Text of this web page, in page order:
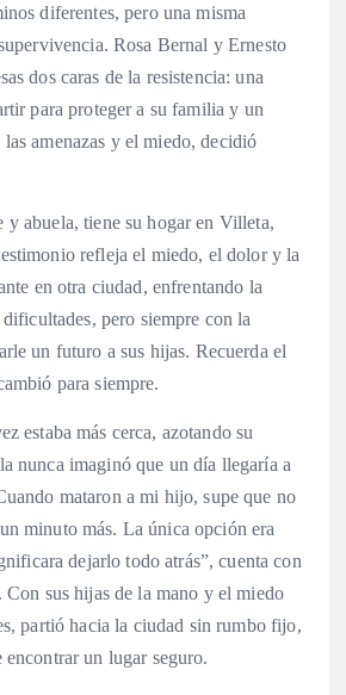
diferentes, pero una misma
Rosa Bernal y Ernesto
dos caras de la resistencia: una
para proteger a su familia y un
las amenazas y el miedo, decidió
y abuela, tiene su hogar en Villeta,
refleja el miedo, el dolor y la
en otra ciudad, enfrentando la
pero siempre con la
un futuro a sus hijas. Recuerda el
para siempre.
estaba más cerca, azotando su
nunca imaginó que un día llegaría a
mataron a mi hijo, supe que no
minuto más. La única opción era
dejarlo todo atrás”, cuenta con
Con sus hijas de la mano y el miedo
partió hacia la ciudad sin rumbo fijo,
encontrar un lugar seguro.